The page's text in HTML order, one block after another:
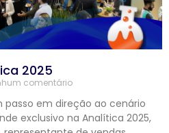
2025
comentário
passo em direção ao cenário
exclusivo na Analítica 2025,